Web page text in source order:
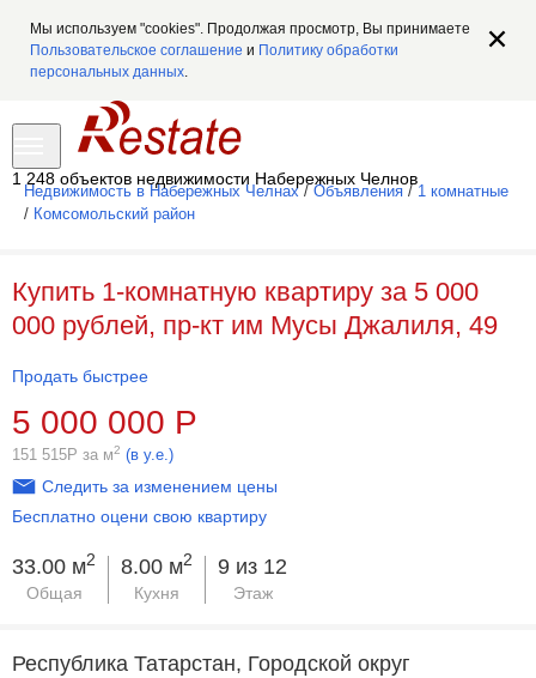
Мы используем "cookies". Продолжая просмотр, Вы принимаете
Пользовательское соглашение и Политику обработки
персональных данных.
1 248 объектов недвижимости Набережных Челнов
Недвижимость в Набережных Челнах / Объявления / 1 комнатные
/ Комсомольский район
Купить 1-комнатную квартиру за 5 000
000 рублей, пр-кт им Мусы Джалиля, 49
Продать быстрее
5 000 000 Р
151 515Р за м2 (в у.е.)
Следить за изменением цены
Бесплатно оцени свою квартиру
33.00 м2
Общая
8.00 м2
Кухня
9 из 12
Этаж
Республика Татарстан, Городской округ